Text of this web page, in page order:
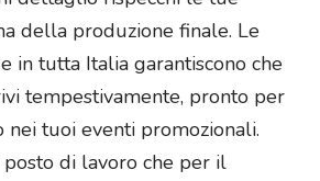
della produzione finale. Le
in tutta Italia garantiscono che
tempestivamente, pronto per
nei tuoi eventi promozionali.
di lavoro che per il